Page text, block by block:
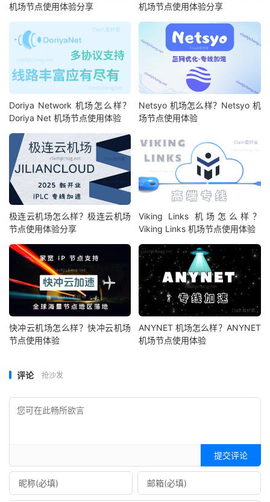
机场节点使用体验分享
机场节点使用体验分享
Doriya Network 机场怎么样？
Doriya Net 机场节点使用体验
Netsyo 机场怎么样？Netsyo 机
场节点使用体验
极连云机场怎么样？极连云机场
节点使用体验分享
Viking Links 机场怎么样？
Viking Links 机场节点使用体验
快冲云机场怎么样？快冲云机场
节点使用体验
ANYNET 机场怎么样？ANYNET
机场节点使用体验
评论 抢沙发
提交评论